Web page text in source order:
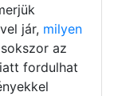
jár, milyen
az
fordulhat